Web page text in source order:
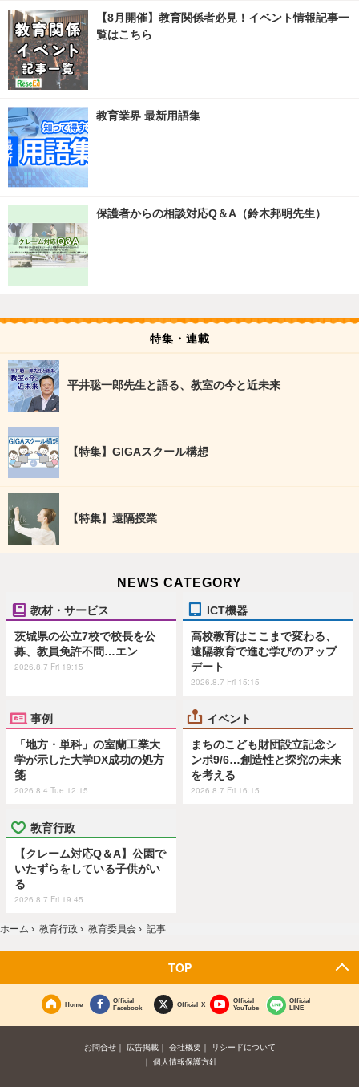
【8月開催】教育関係者必見！イベント情報記事一
覧はこちら
教育業界 最新用語集
保護者からの相談対応Q＆A（鈴木邦明先生）
特集・連載
平井聡一郎先生と語る、教室の今と近未来
【特集】GIGAスクール構想
【特集】遠隔授業
NEWS CATEGORY
教材・サービス
茨城県の公立7校で校長を公
募、教員免許不問…エン
2026.8.7 Fri 19:15
ICT機器
高校教育はここまで変わる、
遠隔教育で進む学びのアップ
デート
2026.8.7 Fri 15:15
事例
「地方・単科」の室蘭工業大
学が示した大学DX成功の処方
箋
2026.8.4 Tue 12:15
イベント
まちのこども財団設立記念シ
ンポ9/6…創造性と探究の未来
を考える
2026.8.7 Fri 16:15
教育行政
【クレーム対応Q＆A】公園で
いたずらをしている子供がい
る
2026.8.7 Fri 19:45
ホーム › 教育行政 › 教育委員会 › 記事
TOP
Home
Official
Facebook
Official X
Official
YouTube
Official
LINE
お問合せ 広告掲載 会社概要
リシードについて
個人情報保護方針